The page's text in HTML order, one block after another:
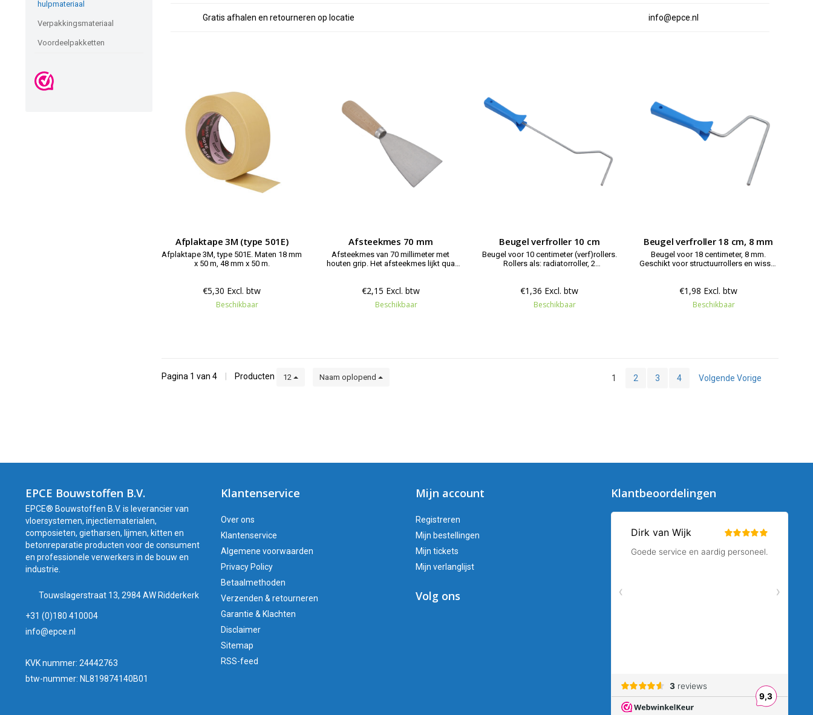
hulpmateriaal
Verpakkingsmateriaal
Voordeelpakketten
Gratis afhalen en retourneren op locatie info@epce.nl
Afplaktape 3M (type 501E)
Afplaktape 3M, type 501E. Maten 18 mm
x 50 m, 48 mm x 50 m.
€5,30 Excl. btw
Beschikbaar
Afsteekmes 70 mm
Afsteekmes van 70 millimeter met
houten grip. Het afsteekmes lijkt qua
soepel stalen blad.
€2,15 Excl. btw
Beschikbaar
Beugel verfroller 10 cm
Beugel voor 10 centimeter (verf)rollers.
Rollers als: radiatorroller, 2
€1,36 Excl. btw
Beschikbaar
Beugel verfroller 18 cm, 8 mm
Beugel voor 18 centimeter, 8 mm.
Geschikt voor structuurrollers en wissel
€1,98 Excl. btw
Beschikbaar
Pagina 1 van 4 Producten 12 Naam oplopend 1 2 3 4 Volgende Vorige
EPCE Bouwstoffen B.V.
EPCE® Bouwstoffen B.V. is leverancier van
vloersystemen, injectiematerialen,
composieten, gietharsen, lijmen, kitten en
betonreparatie producten voor de consument
en professionele verwerkers in de bouw en
industrie.
Touwslagerstraat 13, 2984 AW Ridderkerk
+31 (0)180 410004
info@epce.nl
KVK nummer: 24442763
btw-nummer: NL819874140B01
Klantenservice
Over ons
Klantenservice
Algemene voorwaarden
Privacy Policy
Betaalmethoden
Verzenden & retourneren
Garantie & Klachten
Disclaimer
Sitemap
RSS-feed
Mijn account
Registreren
Mijn bestellingen
Mijn tickets
Mijn verlanglijst
Volg ons
Klantbeoordelingen